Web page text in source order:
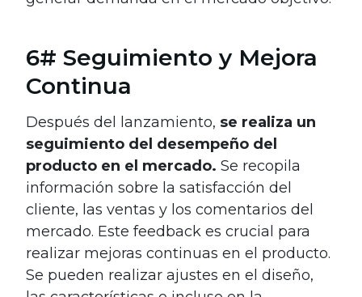
6# Seguimiento y Mejora
Continua
Después del lanzamiento, se realiza un
seguimiento del desempeño del
producto en el mercado. Se recopila
información sobre la satisfacción del
cliente, las ventas y los comentarios del
mercado. Este feedback es crucial para
realizar mejoras continuas en el producto.
Se pueden realizar ajustes en el diseño,